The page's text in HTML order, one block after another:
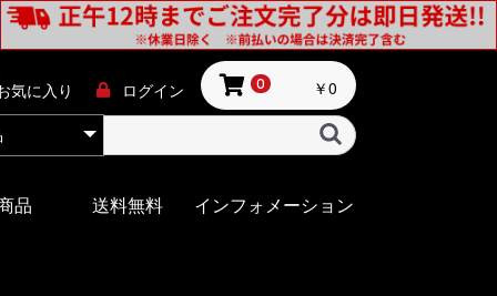
気に入り ログイン 0 ￥0
品 送料無料 インフォメーション